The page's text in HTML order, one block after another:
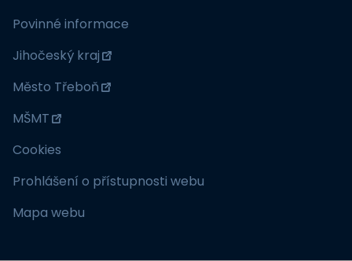
Povinné informace
Jihočeský kraj
Město Třeboň
MŠMT
Cookies
Prohlášení o přístupnosti webu
Mapa webu